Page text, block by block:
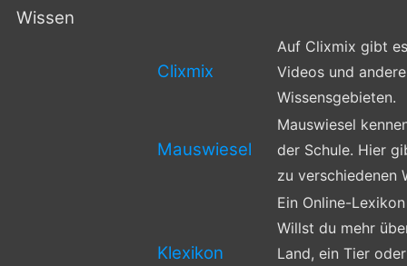
Wissen
Clixmix
Auf Clixmix gibt
Videos und
Wissensgebieten.
Mauswiesel
Mauswiesel
der Schule. Hier
zu verschiedenen
Klexikon
Ein Online-
Willst du mehr
Land, ein Tier